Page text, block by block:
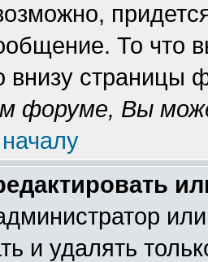
То что
внизу страницы
форуме, Вы
и удалять